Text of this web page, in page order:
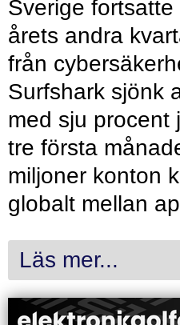
Sverige
årets andra
från
Surfshark sjönk
med sju procent
tre första
miljoner konton
globalt mellan
Läs mer...